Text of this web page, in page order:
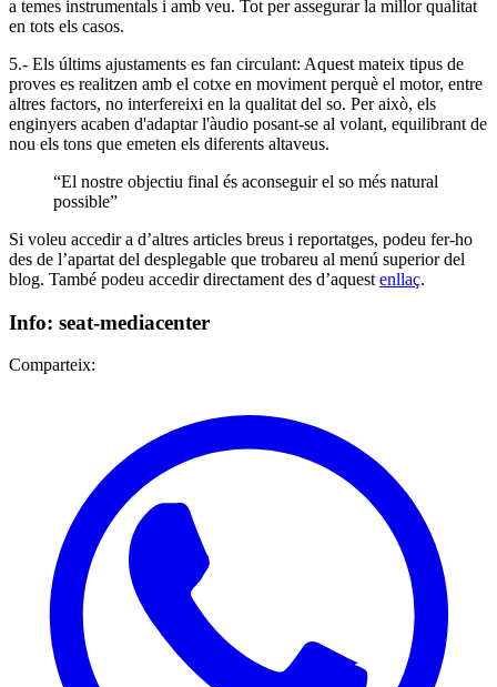
a temes instrumentals i amb veu. Tot per assegurar la millor qualitat
en tots els casos.
5.- Els últims ajustaments es fan circulant: Aquest mateix tipus de
proves es realitzen amb el cotxe en moviment perquè el motor, entre
altres factors, no interfereixi en la qualitat del so. Per això, els
enginyers acaben d'adaptar l'àudio posant-se al volant, equilibrant de
nou els tons que emeten els diferents altaveus.
“El nostre objectiu final és aconseguir el so més natural
possible”
Si voleu accedir a d’altres articles breus i reportatges, podeu fer-ho
des de l’apartat del desplegable que trobareu al menú superior del
blog. També podeu accedir directament des d’aquest enllaç.
Info: seat-mediacenter
Comparteix: